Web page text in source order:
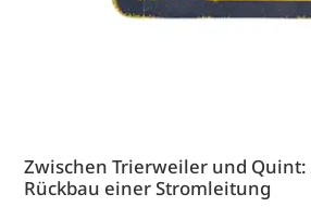
Zwischen Trierweiler und
Rückbau einer Stromleitung